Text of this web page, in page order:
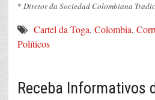
* Diretor da Sociedad Colombiana
Cartel da Toga, Colombia,
Políticos
Receba Informativos